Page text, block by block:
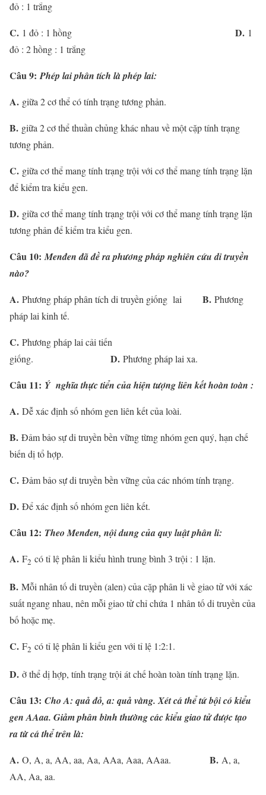
đỏ : 1 trắng
C. 1 đỏ : 1 hồng D. 1
đỏ : 2 hồng : 1 trắng
Câu 9: Phép lai phân tích là phép lai:
A. giữa 2 cơ thể có tính trạng tương phản.
B. giữa 2 cơ thể thuần chủng khác nhau về một cặp tính trạng
tương phản.
C. giữa cơ thể mang tính trạng trội với cơ thể mang tính trạng lặn
để kiểm tra kiểu gen.
D. giữa cơ thể mang tính trạng trội với cơ thể mang tính trạng lặn
tương phản để kiểm tra kiểu gen.
Câu 10: Menđen đã đề ra phương pháp nghiên cứu di truyền
nào?
A. Phương pháp phân tích di truyền giống lai B. Phương
pháp lai kinh tế.
C. Phương pháp lai cải tiến
giống. D. Phương pháp lai xa.
Câu 11: Ý nghĩa thực tiển của hiện tượng liên kết hoàn toàn :
A. Dễ xác định số nhóm gen liên kết của loài.
B. Đảm bảo sự di truyền bền vững từng nhóm gen quý, hạn chế
biến dị tổ hợp.
C. Đảm bảo sự di truyền bền vững của các nhóm tính trạng.
D. Để xác định số nhóm gen liên kết.
Câu 12: Theo Menđen, nội dung của quy luật phân li:
A. F2 có tỉ lệ phân li kiểu hình trung bình 3 trội : 1 lặn.
B. Mỗi nhân tố di truyền (alen) của cặp phân li về giao tử với xác
suất ngang nhau, nên mỗi giao tử chỉ chứa 1 nhân tố di truyền của
bố hoặc mẹ.
C. F2 có tỉ lệ phân li kiểu gen với tỉ lệ 1:2:1.
D. ở thể dị hợp, tính trạng trội át chế hoàn toàn tính trạng lặn.
Câu 13: Cho A: quả đỏ, a: quả vàng. Xét cá thể tứ bội có kiểu
gen AAaa. Giảm phân bình thường các kiểu giao tử được tạo
ra từ cá thể trên là:
A. O, A, a, AA, aa, Aa, AAa, Aaa, AAaa. B. A, a,
AA, Aa, aa.